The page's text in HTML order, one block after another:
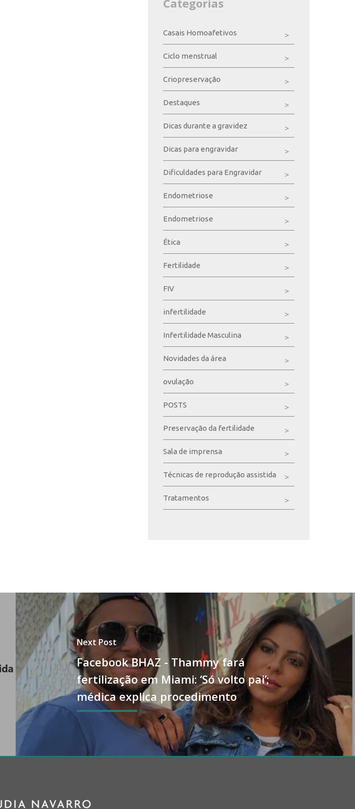
Casais Homoafetivos
Ciclo menstrual
Criopreservação
Destaques
Dicas durante a gravidez
Dicas para engravidar
Dificuldades para Engravidar
Endometriose
Endometriose
Ética
Fertilidade
FIV
infertilidade
Infertilidade Masculina
Novidades da área
ovulação
POSTS
Preservação da fertilidade
Sala de imprensa
Técnicas de reprodução assistida
Tratamentos
Next Post
Facebook BHAZ - Thammy fará
fertilização em Miami: ‘Só volto pai’;
médica explica procedimento